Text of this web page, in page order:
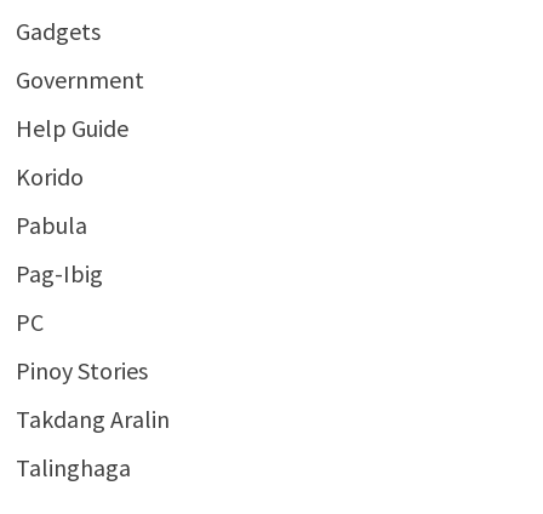
Gadgets
Government
Help Guide
Korido
Pabula
Pag-Ibig
PC
Pinoy Stories
Takdang Aralin
Talinghaga